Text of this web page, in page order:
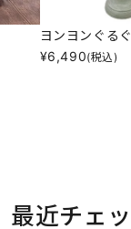
ヨンヨンぐる
¥6,490(税込)
最近チェ